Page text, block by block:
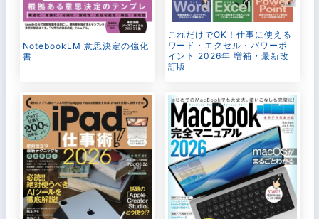
NotebookLM 意思決定の強化
書
これだけでOK！仕事に使える
ワード・エクセル・パワーポ
イント 2026年 増補・最新改
訂版